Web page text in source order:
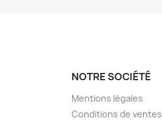
NOTRE SOCIÉTÉ
Mentions légales
Conditions de ventes